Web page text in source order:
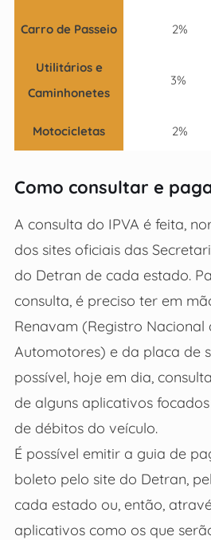
Carro de Passeio 2%
Utilitários e
Caminhonetes
3%
Motocicletas 2%
Como consultar e
A consulta do IPVA é feita,
dos sites oficiais das
do Detran de cada estado.
consulta, é preciso ter em
Renavam (Registro Nacional
Automotores) e da placa de
possível, hoje em dia,
de alguns aplicativos
de débitos do veículo.
É possível emitir a guia de
boleto pelo site do Detran,
cada estado ou, então,
aplicativos como os que